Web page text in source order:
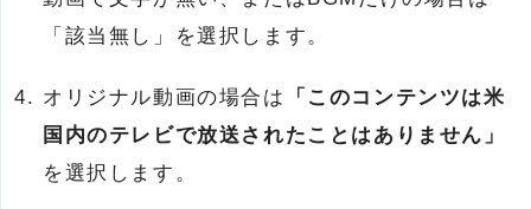
「該当無し」を選択します。
オリジナル動画の場合は
「このコンテンツは米
国内のテレビで放送されたことはありません」
を選択します。